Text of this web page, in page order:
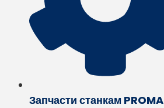
Запчасти станкам PROMA